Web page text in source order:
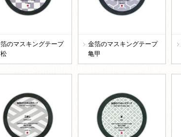
のマスキングテープ
金箔のマスキングテープ
亀甲